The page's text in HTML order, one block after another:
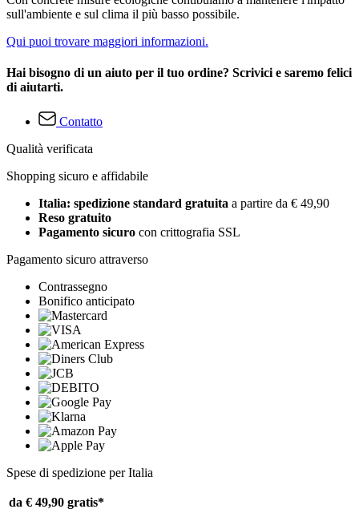
sull'ambiente e sul clima il più basso possibile.
Qui puoi trovare maggiori informazioni.
Hai bisogno di un aiuto per il tuo ordine? Scrivici e saremo felici
di aiutarti.
Contatto
Qualità verificata
Shopping sicuro e affidabile
Italia: spedizione standard gratuita a partire da € 49,90
Reso gratuito
Pagamento sicuro con crittografia SSL
Pagamento sicuro attraverso
Contrassegno
Bonifico anticipato
Spese di spedizione per Italia
da € 49,90 gratis*